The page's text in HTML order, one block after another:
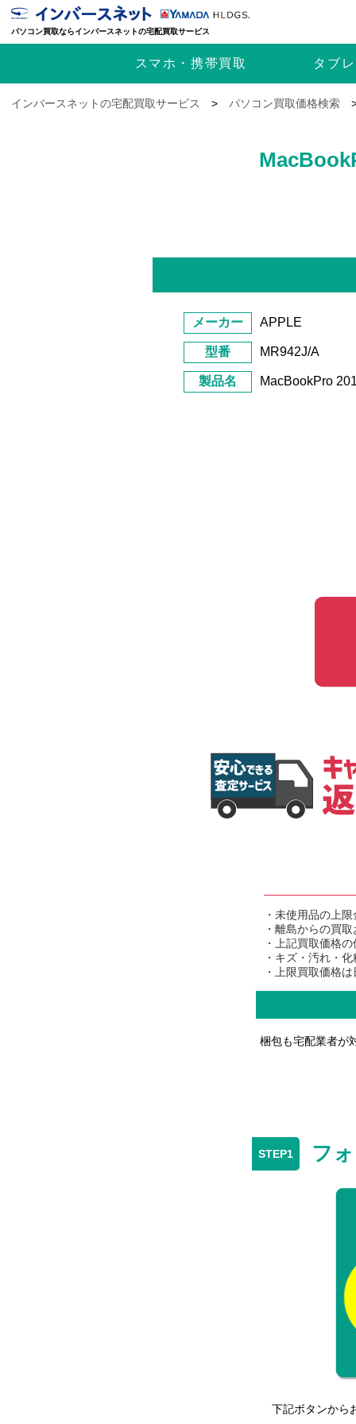
パソコン買取ならインバースネットの宅配買取サービス
スマホ・携帯買取 タブ
インバースネットの宅配買取サービス > パソコン買取価格検索
メーカー APPLE
型番 MR942J/A
製品名 MacBookPro
・未使用品の上
・離島からの買
・上記買取価格
・キズ・汚れ・
・上限買取価格
梱包も宅配業者が
フ
下記ボタンから